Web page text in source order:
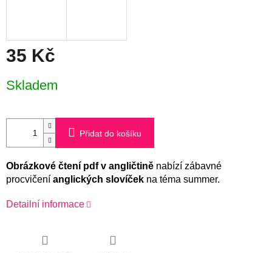
35 Kč
cena:
Skladem
Přidat do košíku
Obrázkové čtení pdf v angličtině nabízí zábavné
procvičení anglických slovíček na téma summer.
Detailní informace